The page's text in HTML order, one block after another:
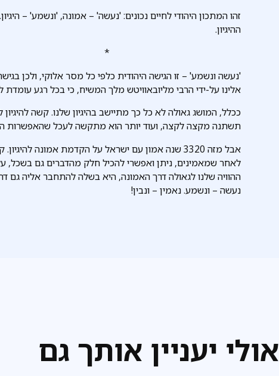
זהו המתכון היהודי לחיים נכונים: 'נעשה' – אמונה, 'ונשמע' –
ההיגיון.
*
'נעשה ונשמע' – זו הגישה היהודית כלפי כל מסר אלוקי, ולכן
אלינו על-ידי הרבי מליובאוויטש מלך המשיח, כי בכל רגע
ככלל, המושג גאולה לא כל כך מתיישב בהיגיון שלנו. קשה
תשתנה מקצה לקצה, ועוד יותר הוא מתקשה לעכל שהאפשרות
אבל מזה 3320 שנה אמון עם ישראל על הקדמת אמונה
לאחר שמאמינים, ניתן ואפשרי להכיל חלק מהדברים גם בשכל,
ההוויה שלנו לגאולה דרך האמונה, היא בשלה להתחבר אליה גם
נעשה – ונשמע. נאמין – ונבין!
אולי יעניין אותך גם